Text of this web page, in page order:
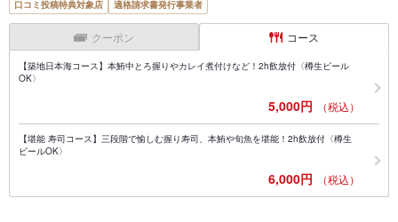
口コミ投稿特典対象店 適格請求書発行事業者
クーポン コース
【築地日本海コース】本鮪中とろ握りやカレイ煮付けなど！2h飲放付〈樽生ビール
OK〉
5,000円 （税込）
【堪能 寿司コース】三段階で愉しむ握り寿司、本鮪や旬魚を堪能！2h飲放付〈樽生
ビールOK〉
6,000円 （税込）